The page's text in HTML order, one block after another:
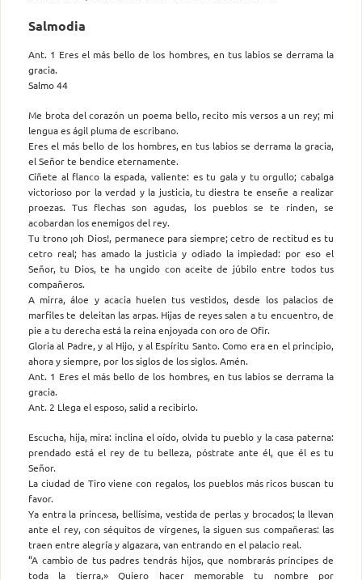
Salmodia
Ant. 1 Eres el más bello de los hombres, en tus labios se derrama la
gracia.
Salmo 44
Me brota del corazón un poema bello, recito mis versos a un rey; mi
lengua es ágil pluma de escribano.
Eres el más bello de los hombres, en tus labios se derrama la gracia,
el Señor te bendice eternamente.
Cíñete al flanco la espada, valiente: es tu gala y tu orgullo; cabalga
victorioso por la verdad y la justicia, tu diestra te enseñe a realizar
proezas. Tus flechas son agudas, los pueblos se te rinden, se
acobardan los enemigos del rey.
Tu trono ¡oh Dios!, permanece para siempre; cetro de rectitud es tu
cetro real; has amado la justicia y odiado la impiedad: por eso el
Señor, tu Dios, te ha ungido con aceite de júbilo entre todos tus
compañeros.
A mirra, áloe y acacia huelen tus vestidos, desde los palacios de
marfiles te deleitan las arpas. Hijas de reyes salen a tu encuentro, de
pie a tu derecha está la reina enjoyada con oro de Ofir.
Gloria al Padre, y al Hijo, y al Espíritu Santo. Como era en el principio,
ahora y siempre, por los siglos de los siglos. Amén.
Ant. 1 Eres el más bello de los hombres, en tus labios se derrama la
gracia.
Ant. 2 Llega el esposo, salid a recibirlo.
Escucha, hija, mira: inclina el oído, olvida tu pueblo y la casa paterna:
prendado está el rey de tu belleza, póstrate ante él, que él es tu
Señor.
La ciudad de Tiro viene con regalos, los pueblos más ricos buscan tu
favor.
Ya entra la princesa, bellísima, vestida de perlas y brocados; la llevan
ante el rey, con séquitos de vírgenes, la siguen sus compañeras: las
traen entre alegría y algazara, van entrando en el palacio real.
“A cambio de tus padres tendrás hijos, que nombrarás príncipes de
toda la tierra,» Quiero hacer memorable tu nombre por